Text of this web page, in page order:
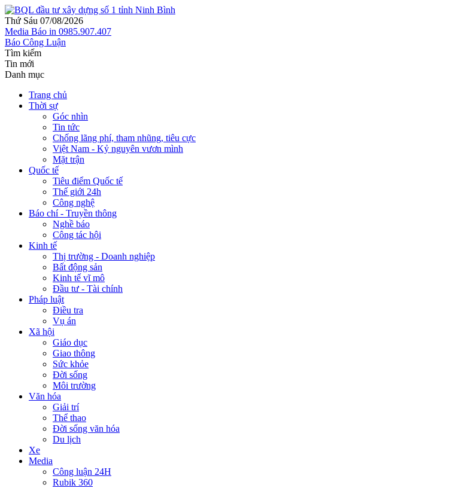
Thứ Sáu 07/08/2026
Media Báo in 0985.907.407
Báo Công Luận
Tìm kiếm
Tin mới
Danh mục
Trang chủ
Thời sự
Góc nhìn
Tin tức
Chống lãng phí, tham nhũng, tiêu cực
Việt Nam - Kỷ nguyên vươn mình
Mặt trận
Quốc tế
Tiêu điểm Quốc tế
Thế giới 24h
Công nghệ
Báo chí - Truyền thông
Nghề báo
Công tác hội
Kinh tế
Thị trường - Doanh nghiệp
Bất động sản
Kinh tế vĩ mô
Đầu tư - Tài chính
Pháp luật
Điều tra
Vụ án
Xã hội
Giáo dục
Giao thông
Sức khỏe
Đời sống
Môi trường
Văn hóa
Giải trí
Thể thao
Đời sống văn hóa
Du lịch
Xe
Media
Công luận 24H
Rubik 360